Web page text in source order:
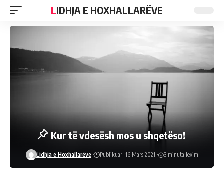
LIDHJA E HOXHALLARËVE
Kur të vdesësh mos u shqetëso!
Lidhja e Hoxhallarëve Publikuar: 16 Mars 2021 3 minuta lexim